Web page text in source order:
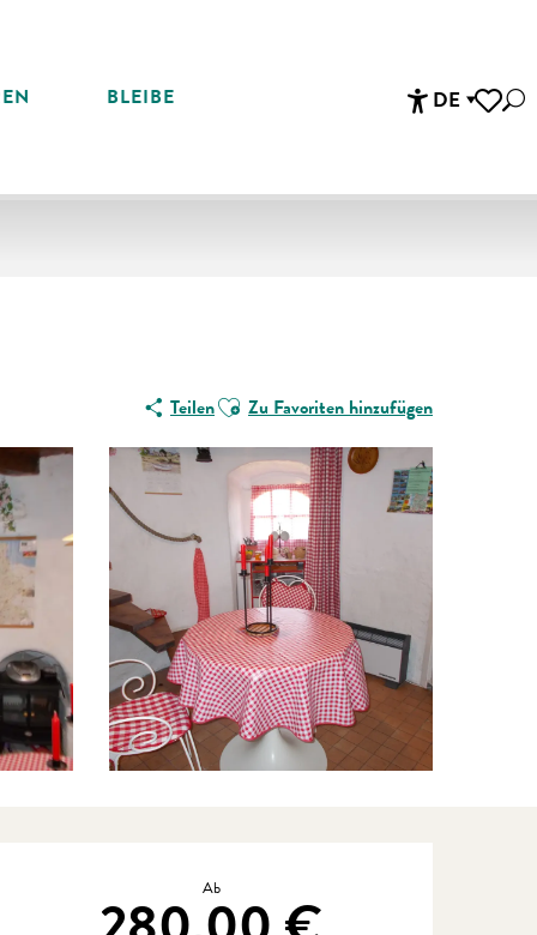
DE
BLEIBE
TeilenAjouter aux favoris
Zu Favoriten hinzufügen
Öffnungszeiten &
Ab